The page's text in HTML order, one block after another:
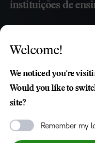
instituições de
Trazer os alunos de
optativos e novas
Welcome!
We noticed you're
Would you like to
site?
Remember my